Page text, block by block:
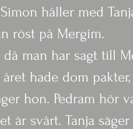
håller med
röst på Mergim.
då man har sagt till
året hade dom
hon. Pedram hör
är svårt. Tanja